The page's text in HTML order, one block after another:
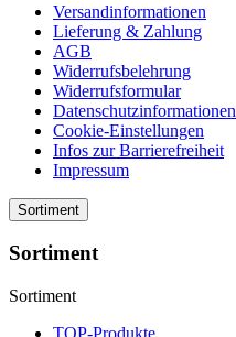
Versandinformationen
Lieferung & Zahlung
AGB
Widerrufsbelehrung
Widerrufsformular
Datenschutzinformationen
Cookie-Einstellungen
Infos zur Barrierefreiheit
Impressum
Sortiment
Sortiment
Sortiment
TOP-Produkte